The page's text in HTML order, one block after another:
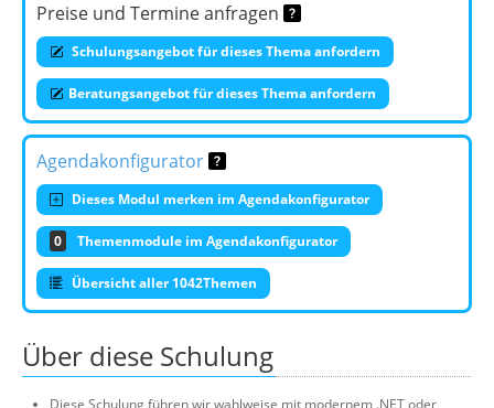
Preise und Termine anfragen
Schulungsangebot für dieses Thema anfordern
Beratungsangebot für dieses Thema anfordern
Agendakonfigurator
Dieses Modul merken im Agendakonfigurator
0 Themenmodule im Agendakonfigurator
Übersicht aller 1042Themen
Über diese Schulung
Diese Schulung führen wir wahlweise mit modernem .NET oder